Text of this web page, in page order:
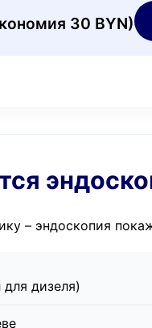
30 BYN)
– эндоскопия
дизеля)